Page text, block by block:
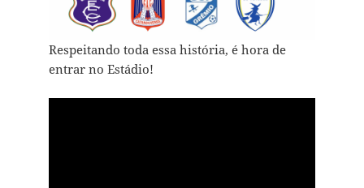
Respeitando toda essa história, é hora de
entrar no Estádio!